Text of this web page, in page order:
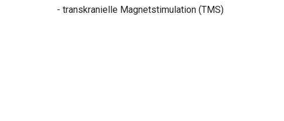
- transkranielle Magnetstimulation (TMS)